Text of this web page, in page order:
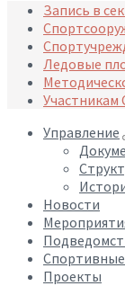
Запись в
Ледовые
Участникам
Управление
Новости
Проекты